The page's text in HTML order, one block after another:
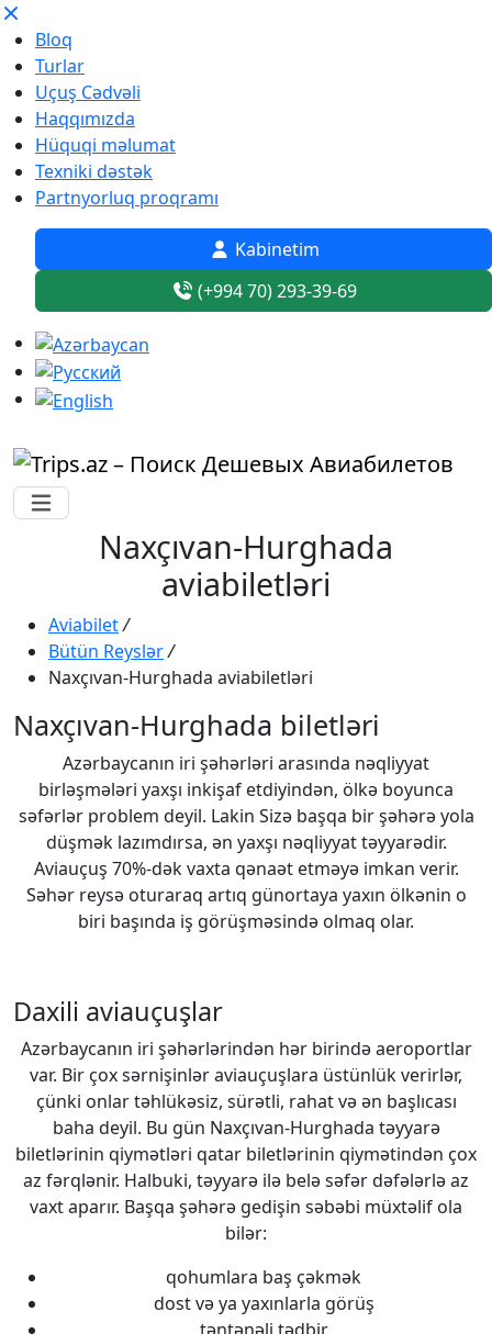
Bloq
Turlar
Uçuş Cədvəli
Haqqımızda
Hüquqi məlumat
Texniki dəstək
Partnyorluq proqramı
Kabinetim
(+994 70) 293-39-69
Naxçıvan-Hurghada
aviabiletləri
Aviabilet/
Bütün Reyslər/
Naxçıvan-Hurghada aviabiletləri
Naxçıvan-Hurghada biletləri
Azərbaycanın iri şəhərləri arasında nəqliyyat
birləşmələri yaxşı inkişaf etdiyindən, ölkə boyunca
səfərlər problem deyil. Lakin Sizə başqa bir şəhərə yola
düşmək lazımdırsa, ən yaxşı nəqliyyat təyyarədir.
Aviauçuş 70%-dək vaxta qənaət etməyə imkan verir.
Səhər reysə oturaraq artıq günortaya yaxın ölkənin o
biri başında iş görüşməsində olmaq olar.
Daxili aviauçuşlar
Azərbaycanın iri şəhərlərindən hər birində aeroportlar
var. Bir çox sərnişinlər aviauçuşlara üstünlük verirlər,
çünki onlar təhlükəsiz, sürətli, rahat və ən başlıcası
baha deyil. Bu gün Naxçıvan-Hurghada təyyarə
biletlərinin qiymətləri qatar biletlərinin qiymətindən çox
az fərqlənir. Halbuki, təyyarə ilə belə səfər dəfələrlə az
vaxt aparır. Başqa şəhərə gedişin səbəbi müxtəlif ola
bilər:
qohumlara baş çəkmək
dost və ya yaxınlarla görüş